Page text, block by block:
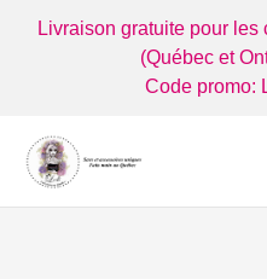
Livraison gratuite pour
(Québec et
Code promo: